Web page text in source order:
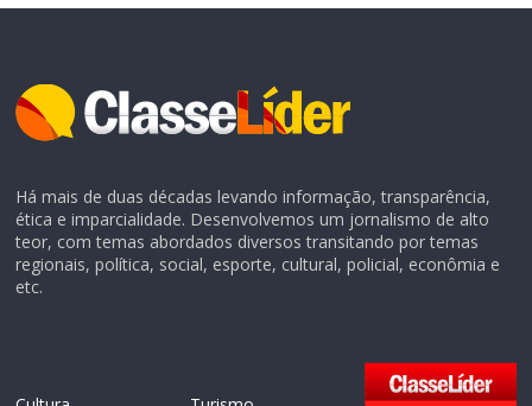
Há mais de duas décadas levando informação, transparência,
ética e imparcialidade. Desenvolvemos um jornalismo de alto
teor, com temas abordados diversos transitando por temas
regionais, política, social, esporte, cultural, policial, econômia e
etc.